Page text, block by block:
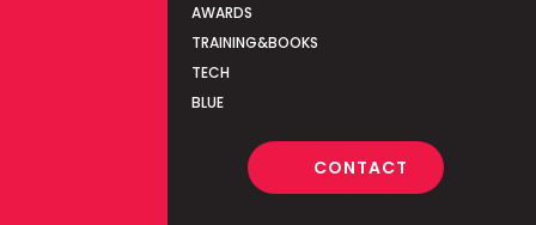
AWARDS
TRAINING&BOOKS
TECH
BLUE
CONTACT